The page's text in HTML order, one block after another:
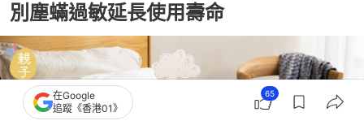
別塵蟎過敏延長使用壽命
在Google
追蹤《香港01》
65